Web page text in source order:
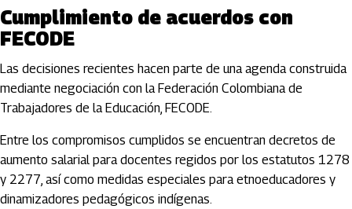
Cumplimiento de acuerdos con
FECODE
Las decisiones recientes hacen parte de una agenda construida
mediante negociación con la Federación Colombiana de
Trabajadores de la Educación, FECODE.
Entre los compromisos cumplidos se encuentran decretos de
aumento salarial para docentes regidos por los estatutos 1278
y 2277, así como medidas especiales para etnoeducadores y
dinamizadores pedagógicos indígenas.